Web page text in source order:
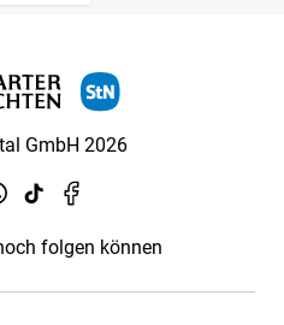
GmbH 2026
folgen können